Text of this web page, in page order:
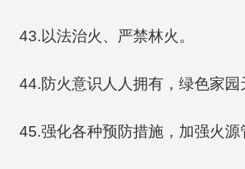
43.以法治火、严禁林火。
44.防火意识人人拥有，绿色家园
45.强化各种预防措施，加强火源